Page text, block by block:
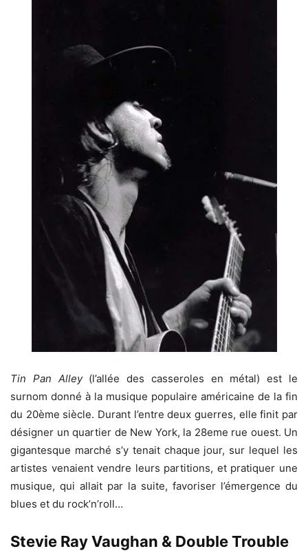
Tin Pan Alley(l’allée des casseroles en métal) est le
surnom donné à la musique populaire américaine de la fin
du 20ème siècle. Durant l’entre deux guerres, elle finit par
désigner un quartier de New York, la 28eme rue ouest. Un
gigantesque marché s’y tenait chaque jour, sur lequel les
artistes venaient vendre leurs partitions, et pratiquer une
musique, qui allait par la suite, favoriser l’émergence du
blues et du rock’n’roll…
Stevie Ray Vaughan & Double Trouble